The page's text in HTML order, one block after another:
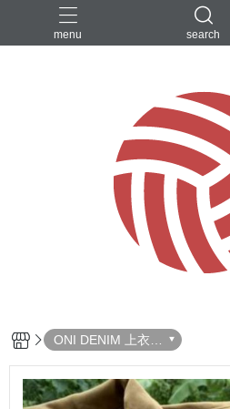
menu search
ONI DENIM 上衣夾
克